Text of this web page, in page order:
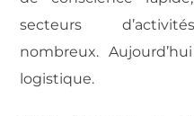
secteurs
nombreux.
logistique.